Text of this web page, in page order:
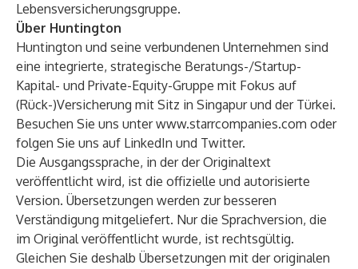
Lebensversicherungsgruppe.
Über Huntington
Huntington und seine verbundenen Unternehmen sind
eine integrierte, strategische Beratungs-/Startup-
Kapital- und Private-Equity-Gruppe mit Fokus auf
(Rück-)Versicherung mit Sitz in Singapur und der Türkei.
Besuchen Sie uns unterwww.starrcompanies.com oder
folgen Sie uns auf LinkedIn und Twitter.
Die Ausgangssprache, in der der Originaltext
veröffentlicht wird, ist die offizielle und autorisierte
Version. Übersetzungen werden zur besseren
Verständigung mitgeliefert. Nur die Sprachversion, die
im Original veröffentlicht wurde, ist rechtsgültig.
Gleichen Sie deshalb Übersetzungen mit der originalen